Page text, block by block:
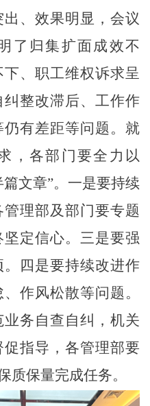
、效果明 显 ，会议
了 归集扩面成效不
、职工维权诉求呈
整改滞后、 工作作
仍有差距等问题。就
，各部门要全力以
篇文章”。一是要持续
管理部及部门要专题
坚定信心。三是要强
四是要持续改进作
作风松散等问题。
业务自查自纠， 机关
指导，各管理部要
质保量完成任务。